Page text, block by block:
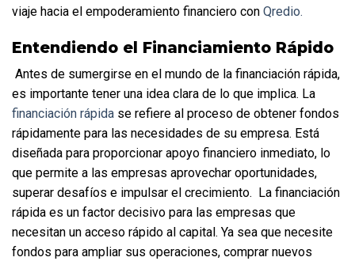
viaje hacia el empoderamiento financiero con Qredio.
Entendiendo el Financiamiento Rápido
financiación rápida se refiere al proceso de obtener fondos
rápidamente para las necesidades de su empresa. Está
diseñada para proporcionar apoyo financiero inmediato, lo
que permite a las empresas aprovechar oportunidades,
superar desafíos e impulsar el crecimiento.  La financiación
rápida es un factor decisivo para las empresas que
necesitan un acceso rápido al capital. Ya sea que necesite
fondos para ampliar sus operaciones, comprar nuevos